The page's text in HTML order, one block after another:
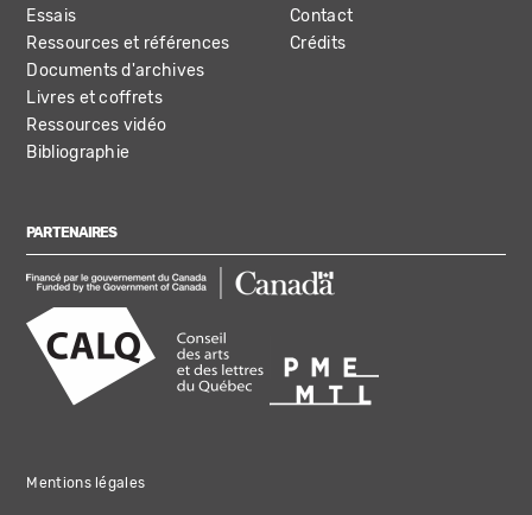
Essais
Ressources et références
Documents d'archives
Livres et coffrets
Ressources vidéo
Bibliographie
Contact
Crédits
PARTENAIRES
Mentions légales